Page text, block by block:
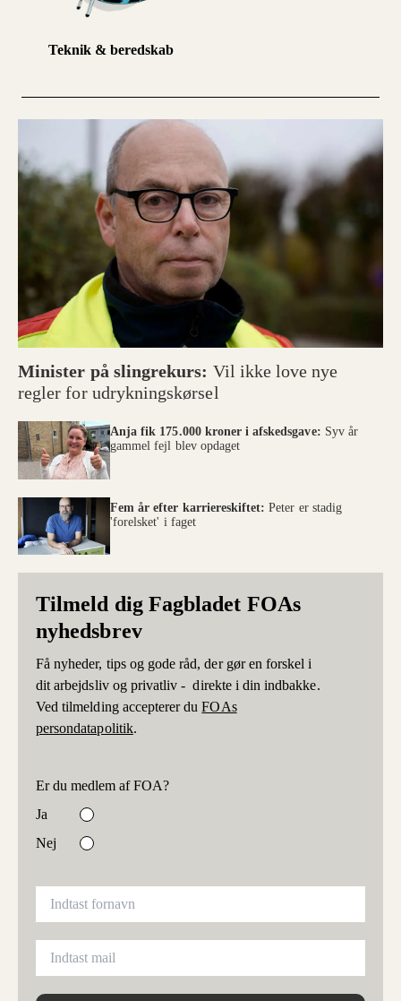
Teknik & beredskab
Minister på slingrekurs: Vil ikke love nye
regler for udrykningskørsel
Anja fik 175.000 kroner i afskedsgave: Syv år
gammel fejl blev opdaget
Fem år efter karriereskiftet:Peter er stadig
'forelsket' i faget
Tilmeld dig Fagbladet FOAs
nyhedsbrev
Få nyheder, tips og gode råd, der gør en forskel i
dit arbejdsliv og privatliv - direkte i din indbakke.
Ved tilmelding accepterer duFOAs
persondatapolitik.
Er du medlem af FOA?
Ja
Nej